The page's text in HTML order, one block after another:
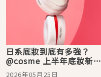
日系底妝到底有多強？
@cosme 上半年底妝新秀
賞名單公開：心機彩粧、
2026年05月25日